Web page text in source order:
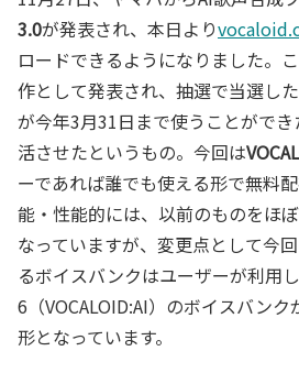
3.0が発表され、本日より
ロードできるようになりました。
作として発表され、抽選で当選し
が今年3月31日まで使うことができ
活させたというもの。今回は
ーであれば誰でも使える形で無料
能・性能的には、以前のものをほ
なっていますが、変更点として今
るボイスバンクはユーザーが利用
6（VOCALOID:AI）のボイスバン
形となっています。